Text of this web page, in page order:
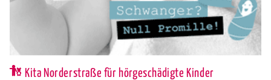
Kita Norderstraße für hörgeschädigte Kinder